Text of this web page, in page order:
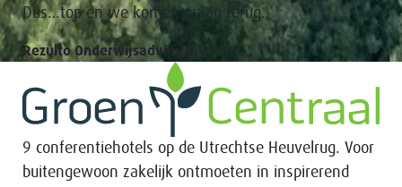
Dus…top en we komen graag terug.
Rezulto Onderwijsadvies B.V.
9 conferentiehotels op de Utrechtse Heuvelrug. Voor
buitengewoon zakelijk ontmoeten in inspirerend